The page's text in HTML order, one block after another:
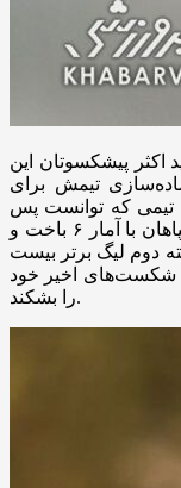
اکثر پیشکسوتان این
تیمش برای
تیمی که توانست پس
از ۷ دیدار ناکامی در کسب پیروزی مقابل سپاهان با آمار ۶ باخت و
دوم لیگ برتر بیست
شکست‌های اخیر خود
را بشکند.